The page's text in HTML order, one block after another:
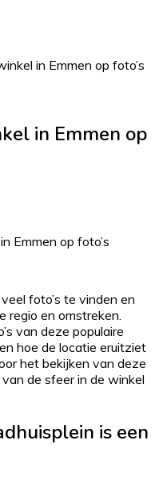
in Emmen op foto’s
in Emmen op
foto’s te vinden en
regio en omstreken.
van deze populaire
hoe de locatie eruitziet
het bekijken van deze
de sfeer in de winkel
is een